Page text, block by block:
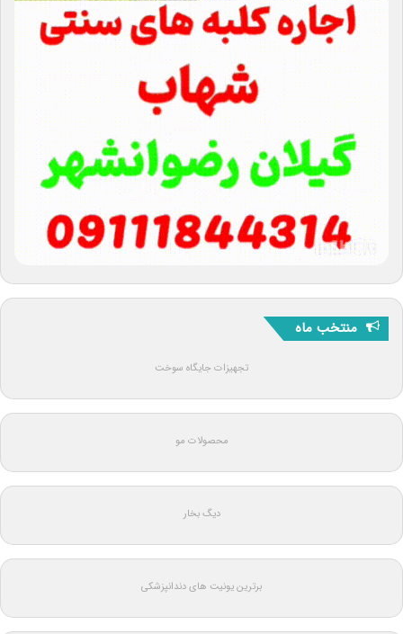
منتخب ماه
تجهیزات جایگاه سوخت
محصولات مو
دیگ بخار
برترین یونیت های دندانپزشکی